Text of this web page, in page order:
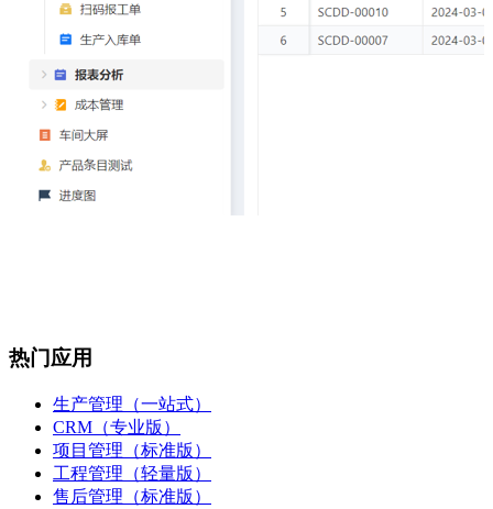
热门应用
生产管理（一站式）
CRM（专业版）
项目管理（标准版）
工程管理（轻量版）
售后管理（标准版）